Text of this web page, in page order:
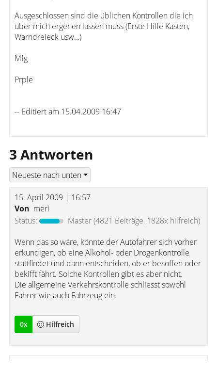
Ausgeschlossen sind die üblichen Kontrollen die ich
über mich ergehen lassen muss (Erste Hilfe Kasten,
Warndreieck usw…)
Mfg
Prple
-- Editiert am 15.04.2009 16:47
3 Antworten
15. April 2009 | 16:57
Von meri
Status:
Master(4821 Beiträge, 1828x hilfreich)
Wenn das so wäre, könnte der Autofahrer sich vorher
erkundigen, ob eine Alkohol- oder Drogenkontrolle
stattfindet und dann entscheiden, ob er besoffen oder
bekifft fährt. Solche Kontrollen gibt es aber nicht.
Die allgemeine Verkehrskontrolle schliesst sowohl
Fahrer wie auch Fahrzeug ein.
0x Hilfreich